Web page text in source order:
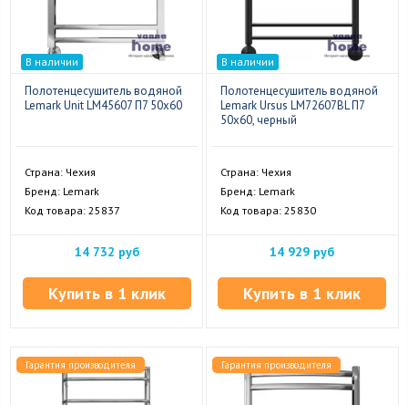
В наличии
Полотенцесушитель водяной
Lemark Unit LM45607 П7 50x60
Страна: Чехия
Бренд: Lemark
Код товара: 25837
14 732 руб
Купить в 1 клик
В наличии
Полотенцесушитель водяной
Lemark Ursus LM72607BL П7
50x60, черный
Страна: Чехия
Бренд: Lemark
Код товара: 25830
14 929 руб
Купить в 1 клик
Гарантия производителя Гарантия производителя